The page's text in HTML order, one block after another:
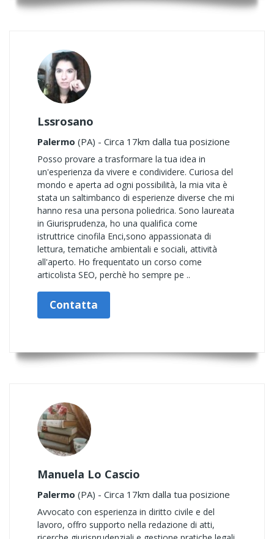
Lssrosano
Palermo (PA) - Circa 17km dalla tua posizione
Posso provare a trasformare la tua idea in
un'esperienza da vivere e condividere. Curiosa del
mondo e aperta ad ogni possibilità, la mia vita è
stata un saltimbanco di esperienze diverse che mi
hanno resa una persona poliedrica. Sono laureata
in Giurisprudenza, ho una qualifica come
istruttrice cinofila Enci,sono appassionata di
lettura, tematiche ambientali e sociali, attività
all'aperto. Ho frequentato un corso come
articolista SEO, perchè ho sempre pe ..
Contatta
Manuela Lo Cascio
Palermo (PA) - Circa 17km dalla tua posizione
Avvocato con esperienza in diritto civile e del
lavoro, offro supporto nella redazione di atti,